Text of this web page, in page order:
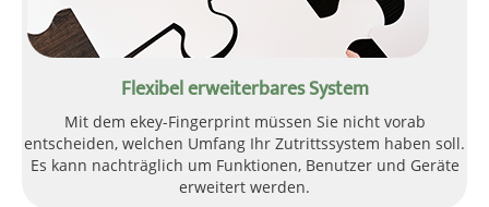
Flexibel erweiterbares System
Mit dem ekey-Fingerprint müssen Sie nicht vorab
entscheiden, welchen Umfang Ihr Zutrittssystem haben soll.
Es kann nachträglich um Funktionen, Benutzer und Geräte
erweitert werden.